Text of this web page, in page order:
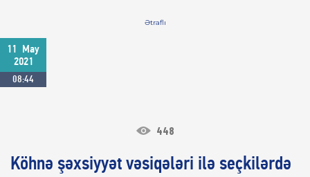
Ətraflı
11
May
2021
08:44
448
Köhnə şəxsiyyət vəsiqələri ilə seçkilərdə